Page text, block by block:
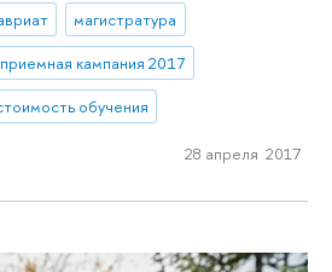
магистратура
приемная кампания 2017
обучения
28 апреля 2017